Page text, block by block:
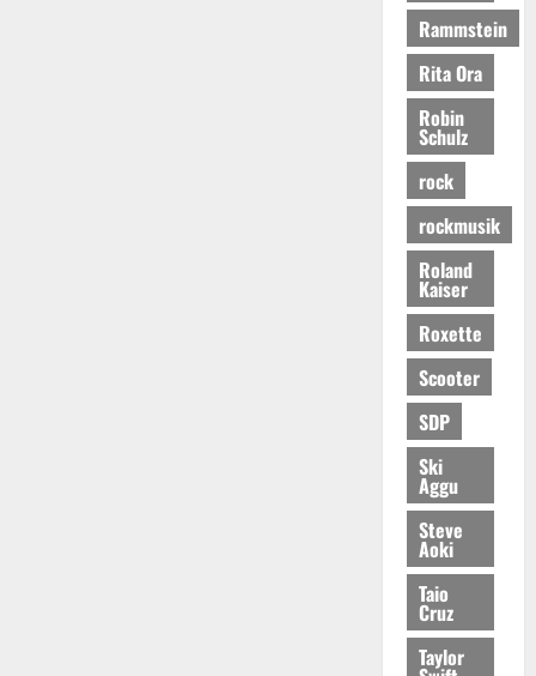
Rammstein
Rita Ora
Robin
Schulz
rock
rockmusik
Roland
Kaiser
Roxette
Scooter
SDP
Ski
Aggu
Steve
Aoki
Taio
Cruz
Taylor